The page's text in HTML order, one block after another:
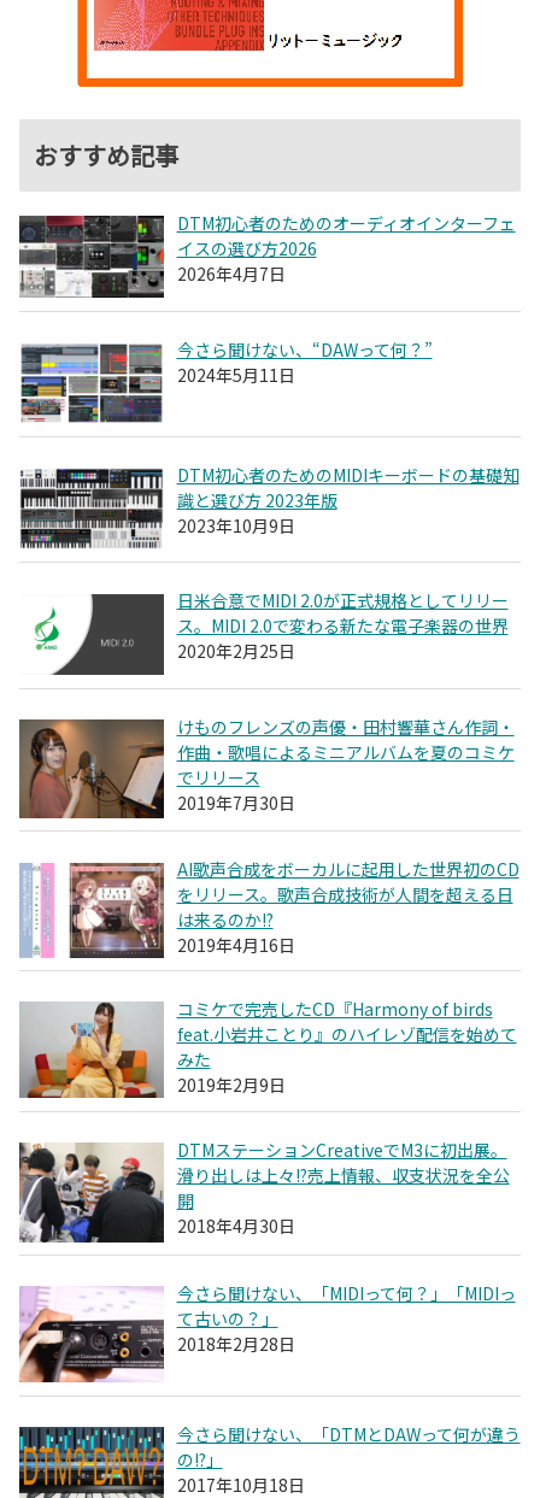
おすすめ記事
DTM初心者のためのオーディオインターフェ
イスの選び方2026
2026年4月7日
今さら聞けない、“DAWって何？”
2024年5月11日
DTM初心者のためのMIDIキーボードの基礎知
識と選び方 2023年版
2023年10月9日
日米合意でMIDI 2.0が正式規格としてリリー
ス。MIDI 2.0で変わる新たな電子楽器の世界
2020年2月25日
けものフレンズの声優・田村響華さん作詞・
作曲・歌唱によるミニアルバムを夏のコミケ
でリリース
2019年7月30日
AI歌声合成をボーカルに起用した世界初のCD
をリリース。歌声合成技術が人間を超える日
は来るのか!?
2019年4月16日
コミケで完売したCD『Harmony of birds
feat.小岩井ことり』のハイレゾ配信を始めて
みた
2019年2月9日
DTMステーションCreativeでM3に初出展。
滑り出しは上々!?売上情報、収支状況を全公
開
2018年4月30日
今さら聞けない、「MIDIって何？」「MIDIっ
て古いの？」
2018年2月28日
今さら聞けない、「DTMとDAWって何が違う
の!?」
2017年10月18日